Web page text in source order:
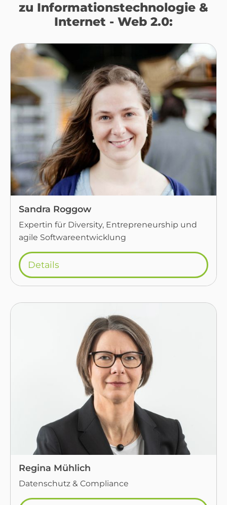
zu Informationstechnologie &
Internet - Web 2.0:
Sandra Roggow
Expertin für Diversity, Entrepreneurship und
agile Softwareentwicklung
Details
Regina Mühlich
Datenschutz & Compliance